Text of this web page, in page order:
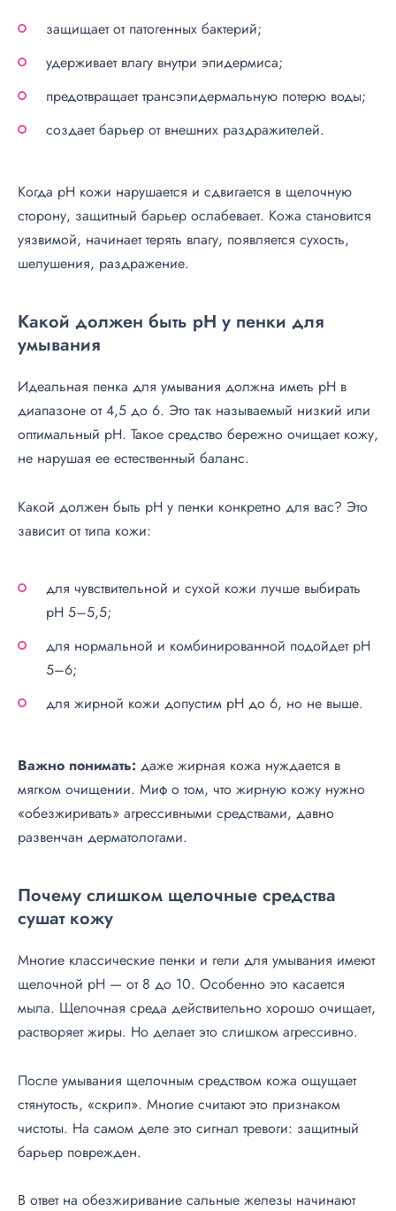
защищает от патогенных бактерий;
удерживает влагу внутри эпидермиса;
предотвращает трансэпидермальную потерю воды;
создает барьер от внешних раздражителей.
Когда pH кожи нарушается и сдвигается в щелочную
сторону, защитный барьер ослабевает. Кожа становится
уязвимой, начинает терять влагу, появляется сухость,
шелушения, раздражение.
Какой должен быть pH у пенки для
умывания
Идеальная пенка для умывания должна иметь pH в
диапазоне от 4,5 до 6. Это так называемый низкий или
оптимальный pH. Такое средство бережно очищает кожу,
не нарушая ее естественный баланс.
Какой должен быть pH у пенки конкретно для вас? Это
зависит от типа кожи:
для чувствительной и сухой кожи лучше выбирать
pH 5–5,5;
для нормальной и комбинированной подойдет pH
5–6;
для жирной кожи допустим pH до 6, но не выше.
Важно понимать: даже жирная кожа нуждается в
мягком очищении. Миф о том, что жирную кожу нужно
«обезжиривать» агрессивными средствами, давно
развенчан дерматологами.
Почему слишком щелочные средства
сушат кожу
Многие классические пенки и гели для умывания имеют
щелочной pH — от 8 до 10. Особенно это касается
мыла. Щелочная среда действительно хорошо очищает,
растворяет жиры. Но делает это слишком агрессивно.
После умывания щелочным средством кожа ощущает
стянутость, «скрип». Многие считают это признаком
чистоты. На самом деле это сигнал тревоги: защитный
барьер поврежден.
В ответ на обезжиривание сальные железы начинают